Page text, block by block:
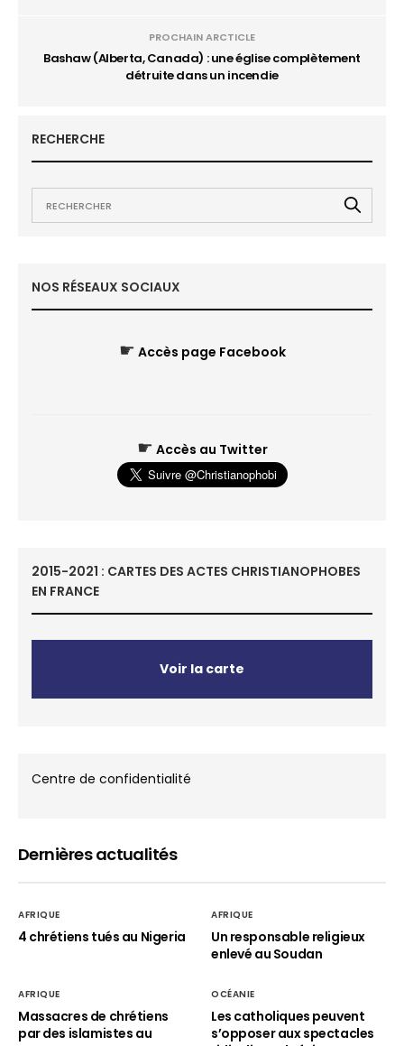
PROCHAIN ARCTICLE
Bashaw (Alberta, Canada) : une église complètement
détruite dans un incendie
RECHERCHE
NOS RÉSEAUX SOCIAUX
☛ Accès page Facebook
☛ Accès au Twitter
2015-2021 : CARTES DES ACTES CHRISTIANOPHOBES
EN FRANCE
Voir la carte
Centre de confidentialité
Dernières actualités
AFRIQUE
4 chrétiens tués au Nigeria
AFRIQUE
Un responsable religieux
enlevé au Soudan
AFRIQUE
Massacres de chrétiens
par des islamistes au
OCÉANIE
Les catholiques peuvent
s’opposer aux spectacles